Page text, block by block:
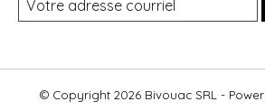
© Copyright 2026 Bivouac SRL -